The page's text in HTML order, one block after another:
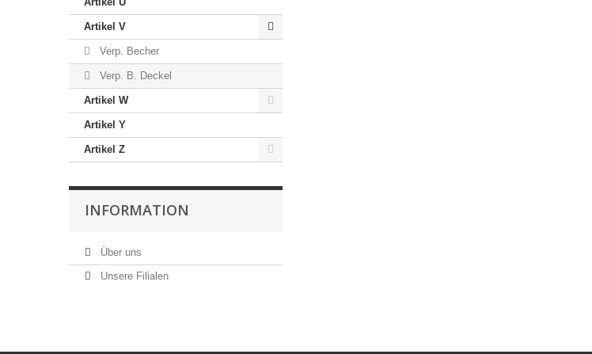
Artikel V
Verp. Becher
Verp. B. Deckel
Artikel W
Artikel Y
Artikel Z
INFORMATION
Über uns
Unsere Filialen